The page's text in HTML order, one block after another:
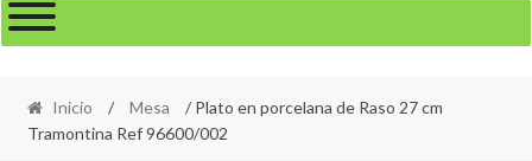
Inicio / Mesa
/ Plato en porcelana de Raso 27 cm
Tramontina Ref 96600/002